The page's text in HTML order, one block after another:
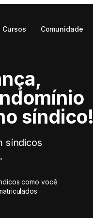
Cursos Comunidade
síndico!
síndicos
como você